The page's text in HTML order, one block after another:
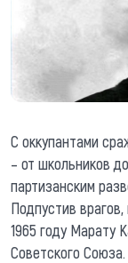
С оккупантами
– от школьников
партизанским
Подпустив
1965 году Марату
Советского